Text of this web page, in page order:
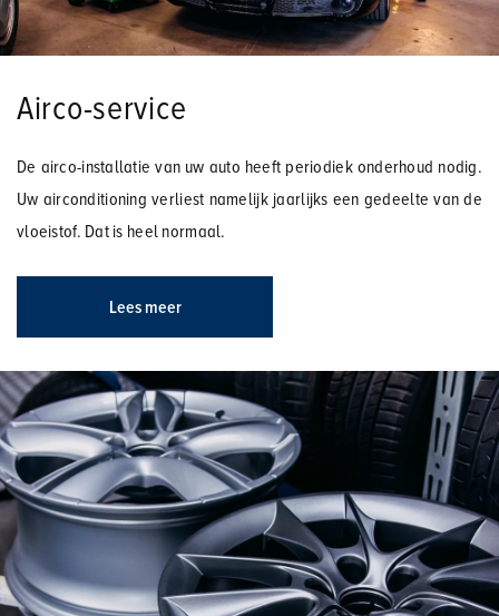
Airco-service
De airco-installatie van uw auto heeft periodiek onderhoud nodig.
Uw airconditioning verliest namelijk jaarlijks een gedeelte van de
vloeistof. Dat is heel normaal.
Lees meer